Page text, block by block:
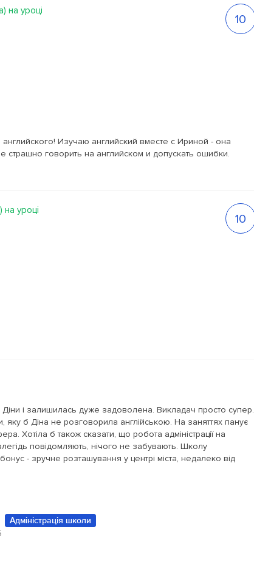
на уроці
10
Изучаю английский вместе с Ириной - она
страшно говорить на английском и допускать ошибки.
на уроці
10
Діни і залишилась дуже задоволена. Викладач просто супер.
б Діна не розговорила англійською. На заняттях панує
Хотіла б також сказати, що робота адміністрації на
повідомляють, нічого не забувають. Школу
- зручне розташування у центрі міста, недалеко від
Адміністрація школи